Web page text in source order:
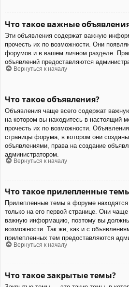
Что такое важные
Эти объявления содержат важную
прочесть их по возможности. Они
форумов и в вашем личном разделе.
объявлений предоставляются
Вернуться к началу
Что такое объявления?
Объявления чаще всего содержат
на котором вы находитесь в настоящий
прочесть их по возможности.
страницы форума, в котором они
объявлениями, права на создание
администратором.
Вернуться к началу
Что такое прилепленные
Прилепленные темы в форуме
только на его первой странице. Они
важную информацию, поэтому вы
возможности. Так же, как и с
прилепленных тем предоставляются
Вернуться к началу
Что такое закрытые темы?